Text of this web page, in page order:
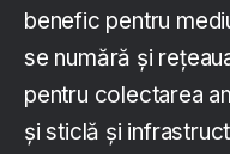
benefic pentru
se numără și
pentru colectarea
și sticlă și